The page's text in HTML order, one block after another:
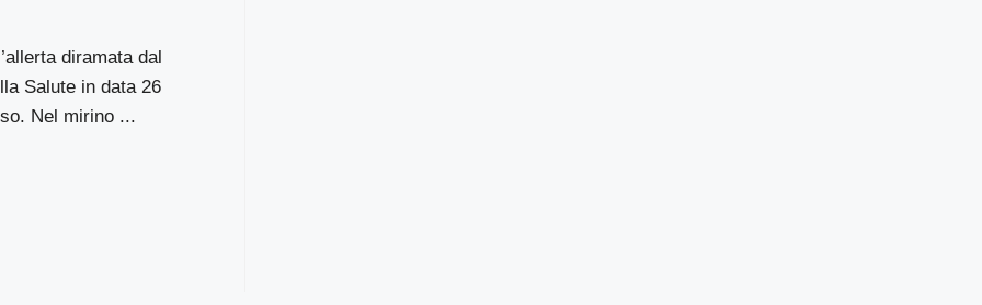
diramata dal
Salute in data 26
Nel mirino ...